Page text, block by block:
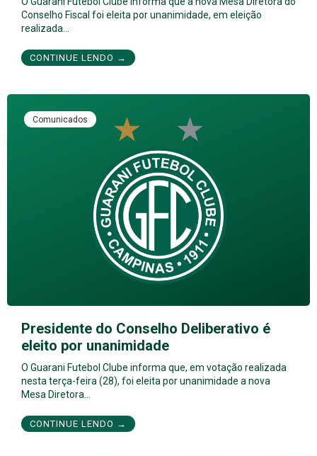
Conselho Fiscal foi eleita por unanimidade, em eleição
realizada…
CONTINUE LENDO →
Comunicados
Presidente do Conselho Deliberativo é
eleito por unanimidade
O Guarani Futebol Clube informa que, em votação realizada
nesta terça-feira (28), foi eleita por unanimidade a nova
Mesa Diretora…
CONTINUE LENDO →